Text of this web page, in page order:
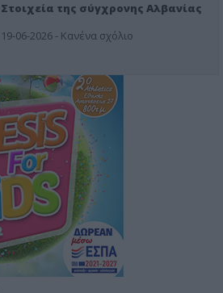
Στοιχεία της σύγχρονης Αλβανίας
19-06-2026 - Κανένα σχόλιο